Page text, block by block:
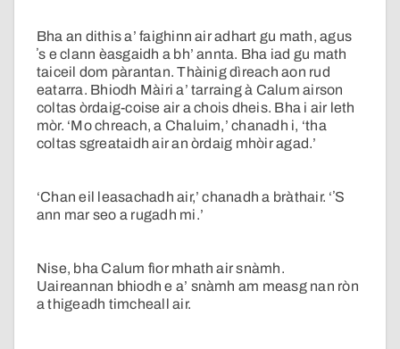
Bha an dithis a’ faighinn air adhart gu math, agus
ʼs e clann èasgaidh a bh’ annta. Bha iad gu math
taiceil dom pàrantan. Thàinig dìreach aon rud
eatarra. Bhiodh Màiri a’ tarraing à Calum airson
coltas òrdaig-coise air a chois dheis. Bha i air leth
mòr. ‘Mo chreach, a Chaluim,’ chanadh i, ‘tha
coltas sgreataidh air an òrdaig mhòir agad.’
‘Chan eil leasachadh air,’ chanadh a bràthair. ‘ʼS
ann mar seo a rugadh mi.’
Nise, bha Calum fìor mhath air snàmh.
Uaireannan bhiodh e a’ snàmh am measg nan ròn
a thigeadh timcheall air.